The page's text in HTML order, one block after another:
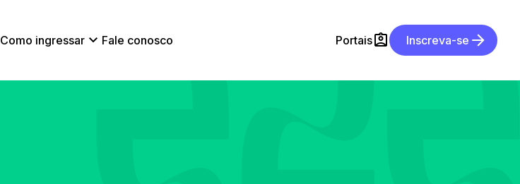
Como ingressar Fale conosco Portais Inscreva-se